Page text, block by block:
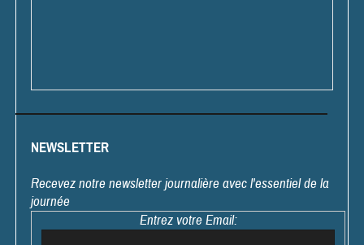
NEWSLETTER
Recevez notre newsletter journalière avec l'essentiel de la
journée
Entrez votre Email: